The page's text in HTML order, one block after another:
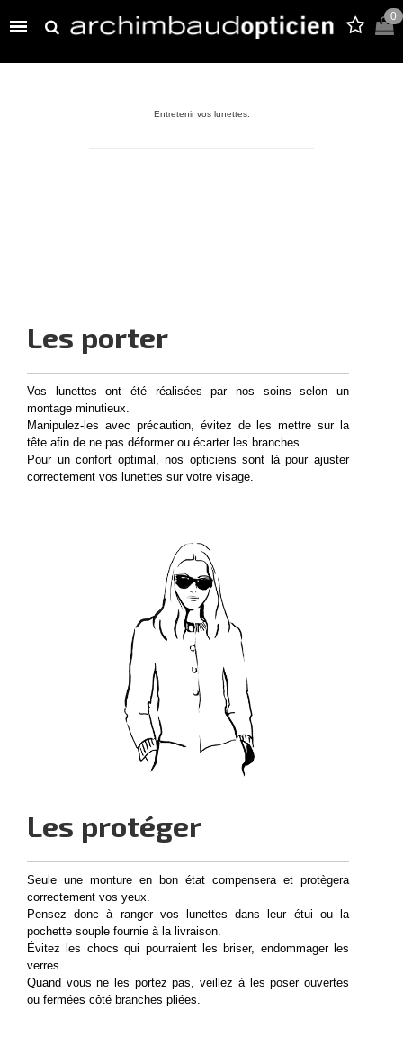
 0
Entretenir vos lunettes.
Les porter
Vos lunettes ont été réalisées par nos soins selon un
montage minutieux.
Manipulez-les avec précaution, évitez de les mettre sur la
tête afin de ne pas déformer ou écarter les branches.
Pour un confort optimal, nos opticiens sont là pour ajuster
correctement vos lunettes sur votre visage.
Les protéger
Seule une monture en bon état compensera et protègera
correctement vos yeux.
Pensez donc à ranger vos lunettes dans leur étui ou la
pochette souple fournie à la livraison.
Évitez les chocs qui pourraient les briser, endommager les
verres.
Quand vous ne les portez pas, veillez à les poser ouvertes
ou fermées côté branches pliées.